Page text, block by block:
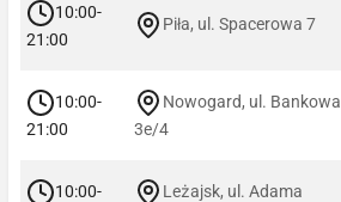
10:00-
21:00
Piła, ul. Spacerowa 7
10:00-
21:00
Nowogard, ul. Bankowa
3e/4
10:00- Leżajsk, ul. Adama